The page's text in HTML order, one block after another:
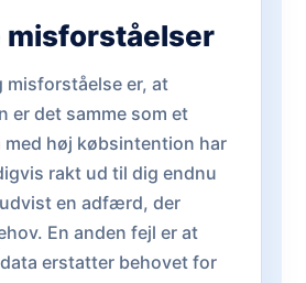
misforståelser
misforståelse er, at
er det samme som et
med høj købsintention har
rakt ud til dig endnu
en adfærd, der
En anden fejl er at
erstatter behovet for